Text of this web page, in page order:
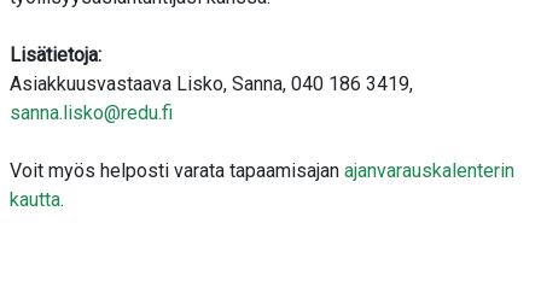
Lisätietoja:
Asiakkuusvastaava Lisko, Sanna, 040 186 3419,
sanna.lisko@redu.fi
Voit myös helposti varata tapaamisajan ajanvarauskalenterin
kautta.